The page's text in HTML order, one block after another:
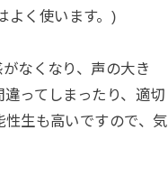
よく使います。)
なくなり、声の大き
ってしまったり、適切
生も高いですので、気